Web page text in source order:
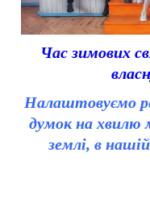
Час зимових
Налаштовуємо
думок на хвилю
землі, в